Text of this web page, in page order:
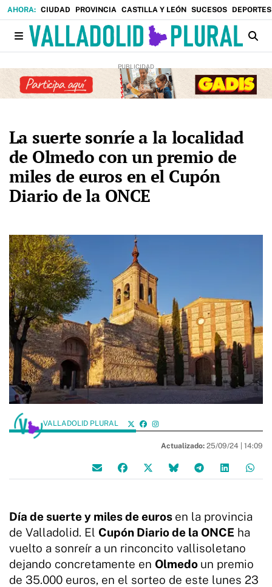
CIUDAD PROVINCIA CASTILLA Y LEÓN SUCESOS DEPORTES
La suerte sonríe a la localidad
de Olmedo con un premio de
miles de euros en el Cupón
Diario de la ONCE
VALLADOLID PLURAL
Actualizado: 25/09/24 | 14:09
Día de suerte y miles de euros en la provincia
de Valladolid. El Cupón Diario de la ONCE ha
vuelto a sonreír a un rinconcito vallisoletano
dejando concretamente en Olmedo un premio
de 35.000 euros, en el sorteo de este lunes 23